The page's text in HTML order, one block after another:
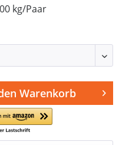
kg/Paar
Warenkorb